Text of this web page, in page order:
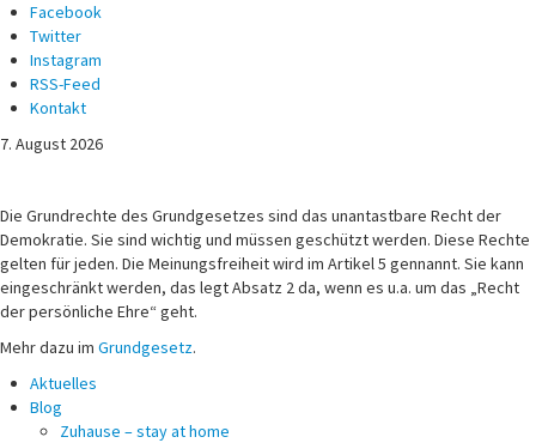
Facebook
Twitter
Instagram
RSS-Feed
Kontakt
7. August 2026
Michael Voß
Journalist und Christ
Die Grundrechte des Grundgesetzes sind das unantastbare Recht der
Demokratie. Sie sind wichtig und müssen geschützt werden. Diese Rechte
gelten für jeden. Die Meinungsfreiheit wird im Artikel 5 gennannt. Sie kann
eingeschränkt werden, das legt Absatz 2 da, wenn es u.a. um das „Recht
der persönliche Ehre“ geht.
Mehr dazu im Grundgesetz.
Aktuelles
Blog
Zuhause – stay at home